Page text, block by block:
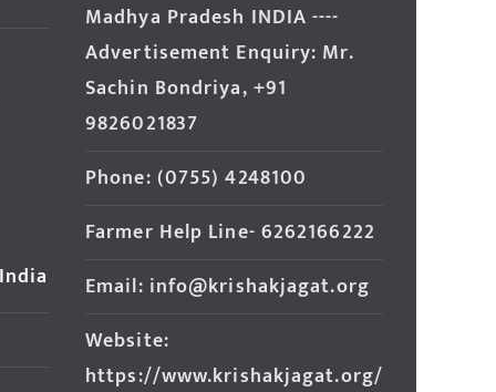
Madhya Pradesh INDIA ----
Advertisement Enquiry: Mr.
Sachin Bondriya, +91
9826021837
Phone: (0755) 4248100
Farmer Help Line- 6262166222
Email: info@krishakjagat.org
Website:
https://www.krishakjagat.org/